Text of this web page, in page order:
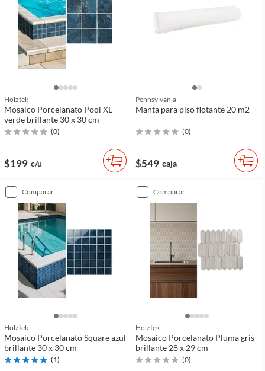
Holztek
Mosaico Porcelanato Pool XL
verde brillante 30 x 30 cm
(0)
$199 c/u
Pennsylvania
Manta para piso flotante 20 m2
(0)
$549 caja
comparar
Holztek
Mosaico Porcelanato Square azul
brillante 30 x 30 cm
(1)
comparar
Holztek
Mosaico Porcelanato Pluma gris
brillante 28 x 29 cm
(0)